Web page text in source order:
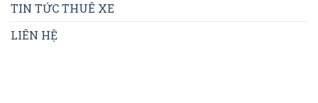
TIN TỨC THUÊ XE
LIÊN HỆ